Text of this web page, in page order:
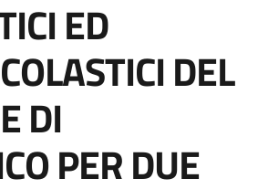
ED
DEL
DI
PER DUE